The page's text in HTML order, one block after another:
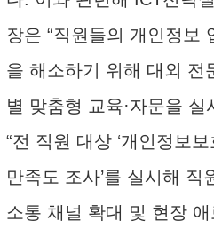
장은 “직원들의 개인정보
을 해소하기 위해 대외 전
별 맞춤형 교육·자문을 실
“전 직원 대상 ‘개인정보
만족도 조사’를 실시해
소통 채널 확대 및 현장